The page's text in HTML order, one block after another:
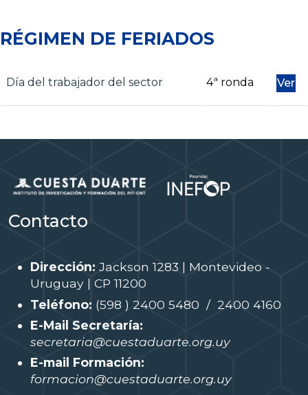
RÉGIMEN DE FERIADOS
Día del trabajador del sector 4ª ronda Ver
Contacto
Dirección: Jackson 1283 | Montevideo -
Uruguay | CP 11200
Teléfono: (598 ) 2400 5480 / 2400 4160
E-Mail Secretaría:
secretaria@cuestaduarte.org.uy
E-mail Formación:
formacion@cuestaduarte.org.uy